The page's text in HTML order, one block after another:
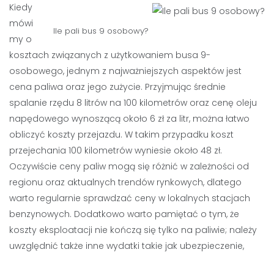
Ile pali bus 9 osobowy?
Kiedy
mówi
my o
kosztach związanych z użytkowaniem busa 9-
osobowego, jednym z najważniejszych aspektów jest
cena paliwa oraz jego zużycie. Przyjmując średnie
spalanie rzędu 8 litrów na 100 kilometrów oraz cenę oleju
napędowego wynoszącą około 6 zł za litr, można łatwo
obliczyć koszty przejazdu. W takim przypadku koszt
przejechania 100 kilometrów wyniesie około 48 zł.
Oczywiście ceny paliw mogą się różnić w zależności od
regionu oraz aktualnych trendów rynkowych, dlatego
warto regularnie sprawdzać ceny w lokalnych stacjach
benzynowych. Dodatkowo warto pamiętać o tym, że
koszty eksploatacji nie kończą się tylko na paliwie; należy
uwzględnić także inne wydatki takie jak ubezpieczenie,